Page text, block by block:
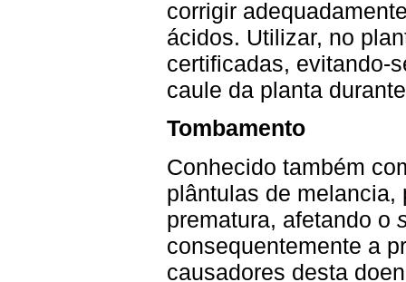
corrigir
ácidos. Utilizar, no
certificadas, evitando-
caule da planta
Tombamento
Conhecido também
plântulas de melancia,
prematura, afetando o
consequentemente a
causadores desta